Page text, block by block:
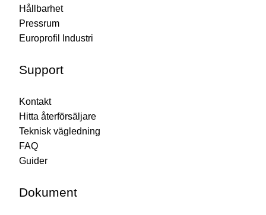
Hållbarhet
Pressrum
Europrofil Industri
Support
Kontakt
Hitta återförsäljare
Teknisk vägledning
FAQ
Guider
Dokument